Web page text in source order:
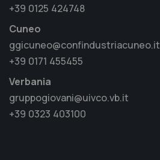
+39 0125 424748
Cuneo
ggicuneo@confindustriacuneo.it
+39 0171 455455
Verbania
gruppogiovani@uivco.vb.it
+39 0323 403100